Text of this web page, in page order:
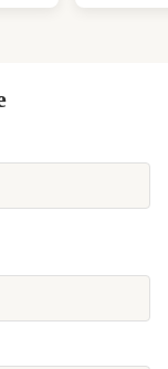
lądowej i